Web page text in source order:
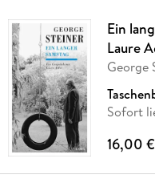
Ein
Laure
George
Sofort
16,00 €